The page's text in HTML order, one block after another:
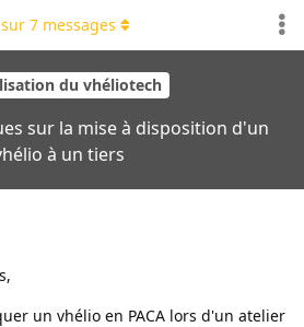
du vhéliotech
sur la mise à disposition d'un
à un tiers
sur 7 messages
un vhélio en PACA lors d'un atelier